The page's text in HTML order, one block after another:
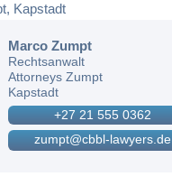
Marco Zumpt
Rechtsanwalt
Attorneys Zumpt
Kapstadt
+27 21 555 0362
zumpt@cbbl-lawyers.de